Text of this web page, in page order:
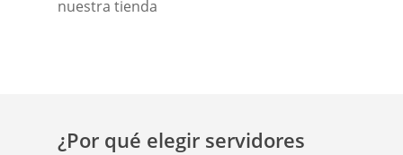
nuestra tienda
¿Por qué elegir servidores